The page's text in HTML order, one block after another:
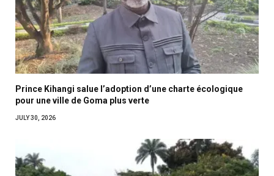
Prince Kihangi salue l’adoption d’une charte écologique
pour une ville de Goma plus verte
JULY 30, 2026